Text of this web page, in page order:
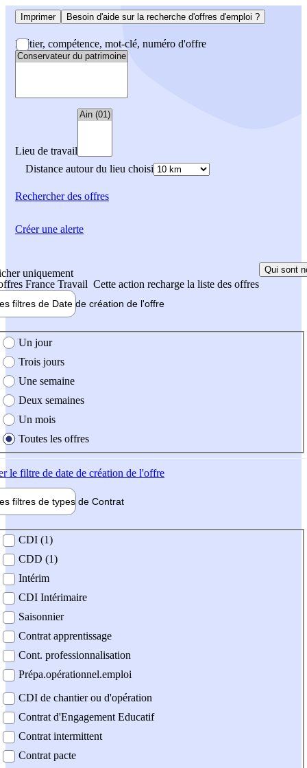
Imprimer Besoin d'aide sur la recherche d'offres d'emploi ?
Métier, compétence, mot-clé, numéro d'offre
Lieu de travail
Distance autour du lieu choisi
Rechercherdes offres
uniquement
France Travail Cette action recharge la liste des offres
Qui sont
filtres de Date de création de l'offre
création de l'offre
Un jour
Trois jours
Une semaine
Deux semaines
Un mois
Toutes les offres
le filtre de date de création de l'offre
filtres de types de Contrat
contrat
CDI (1)
CDD (1)
Intérim
CDI Intérimaire
Saisonnier
Contrat apprentissage
Cont. professionnalisation
Prépa.opérationnel.emploi
CDI de chantier ou d'opération
Contrat d'Engagement Educatif
Contrat intermittent
Contrat pacte
Créer une alerte